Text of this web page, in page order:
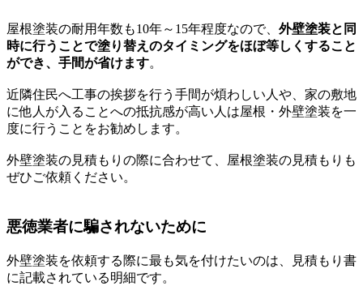
屋根塗装の耐用年数も10年～15年程度なので、 外壁塗装と同
時に行うことで塗り替えのタイミングをほぼ等しくすること
ができ、手間が省けます。
近隣住民へ工事の挨拶を行う手間が煩わしい人や、家の敷地
に他人が入ることへの抵抗感が高い人は屋根・外壁塗装を一
度に行うことをお勧めします。
外壁塗装の見積もりの際に合わせて、屋根塗装の見積もりも
ぜひご依頼ください。
悪徳業者に騙されないために
外壁塗装を依頼する際に最も気を付けたいのは、見積もり書
に記載されている明細です。